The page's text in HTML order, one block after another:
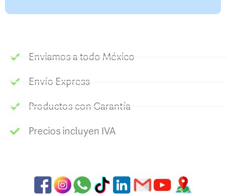
Enviamos a todo México
Envío Express
Productos con Garantía
Precios incluyen IVA